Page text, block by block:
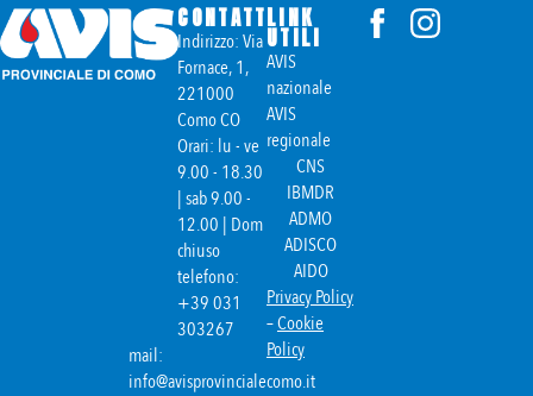
CONTATTI
Indirizzo: Via
Fornace, 1,
221000
Como CO
Orari: lu - ve
9.00 - 18.30
| sab 9.00 -
12.00 | Dom
chiuso
telefono:
+39 031
303267
mail:
info@avisprovincialecomo.it
LINK
UTILI
AVIS
nazionale
AVIS
regionale
CNS
IBMDR
ADMO
ADISCO
AIDO
Privacy Policy
–Cookie
Policy